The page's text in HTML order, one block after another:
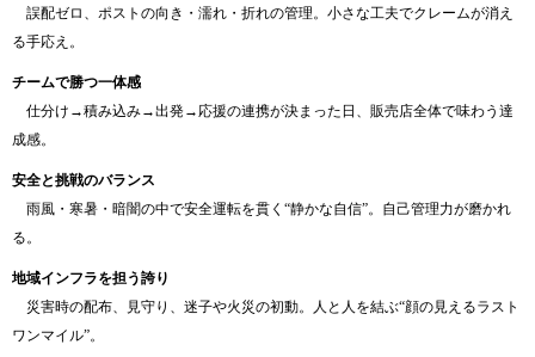
誤配ゼロ、ポストの向き・濡れ・折れの管理。小さな工夫でクレームが消え
る手応え。
チームで勝つ一体感
仕分け→積み込み→出発→応援の連携が決まった日、販売店全体で味わう達
成感。
安全と挑戦のバランス
雨風・寒暑・暗闇の中で安全運転を貫く“静かな自信”。自己管理力が磨かれ
る。
地域インフラを担う誇り
災害時の配布、見守り、迷子や火災の初動。人と人を結ぶ“顔の見えるラスト
ワンマイル”。